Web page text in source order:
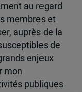
au regard
membres et
auprès de la
de
enjeux
mon
publiques